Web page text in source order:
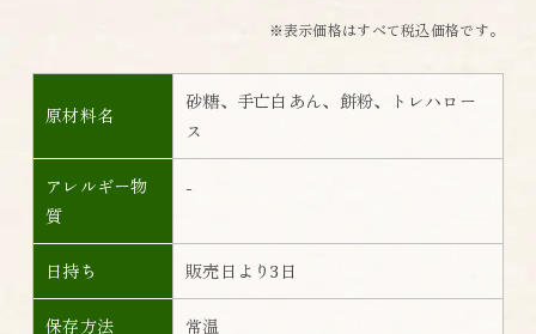
※表示価格はすべて税込価格です。
原材料名
砂糖、手亡白あん、餅粉、トレハロー
ス
アレルギー物
質
-
日持ち 販売日より3日
保存方法 常温